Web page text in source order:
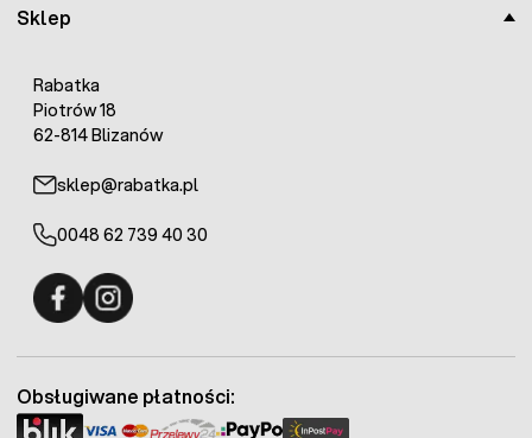
W naszej ofercie dostępne są również inne
drzew i krzewów ozdobnych
Sklep
Rabatka
Piotrów 18
62-814 Blizanów
sklep@rabatka.pl
0048 62 739 40 30
Obsługiwane płatności: